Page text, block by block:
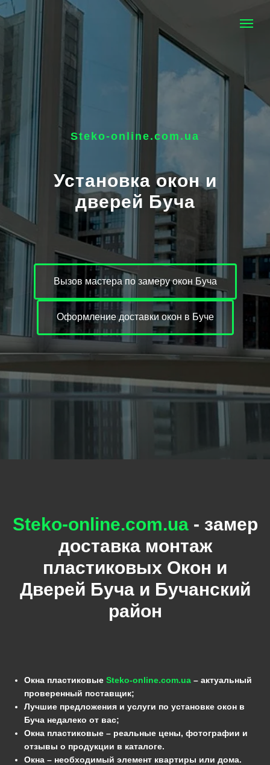
Steko-online.com.ua
Установка окон и
дверей Буча
Вызов мастера по замеру окон Буча
Оформление доставки окон в Буче
Steko-online.com.ua- замер
доставка монтаж
пластиковых Окон и
Дверей Бучаи Бучанский
район
Окна пластиковые Steko-online.com.ua – актуальный
проверенный поставщик;
Лучшие предложения и услуги по установке окон в
Буча недалеко от вас;
Окна пластиковые – реальные цены, фотографии и
отзывы о продукции в каталоге.
Окна – необходимый элемент квартиры или дома.